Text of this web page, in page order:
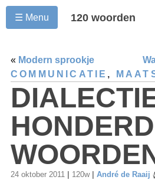
☰ Menu 120 woorden
« Modern sprookje
COMMUNICATIE ,
HONDERD
24 oktober 2011 120w André de Raaij